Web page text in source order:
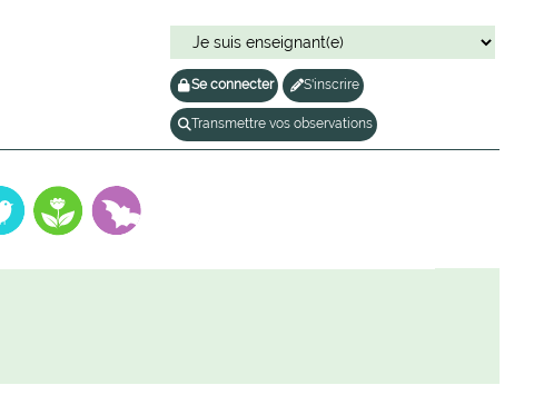
Se connecter S'inscrire
Transmettre vos observations